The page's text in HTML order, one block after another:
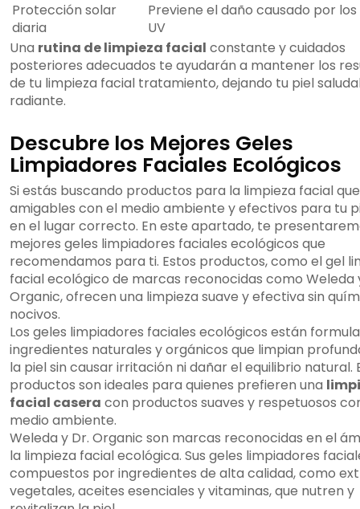
Protección solar
diaria
Previene el daño causado por
UV
Una rutina de limpieza facial constante y cuidados
posteriores adecuados te ayudarán a mantener los
de tu limpieza facial tratamiento, dejando tu piel
radiante.
Descubre los Mejores Geles
Limpiadores Faciales Ecológicos
Si estás buscando productos para la limpieza facial
amigables con el medio ambiente y efectivos para tu
en el lugar correcto. En este apartado, te
mejores geles limpiadores faciales ecológicos que
recomendamos para ti. Estos productos, como el gel
facial ecológico de marcas reconocidas como Weleda
Organic, ofrecen una limpieza suave y efectiva sin
nocivos.
Los geles limpiadores faciales ecológicos están
ingredientes naturales y orgánicos que limpian
la piel sin causar irritación ni dañar el equilibrio natural.
productos son ideales para quienes prefieren una
facial casera con productos suaves y respetuosos
medio ambiente.
Weleda y Dr. Organic son marcas reconocidas en el
la limpieza facial ecológica. Sus geles limpiadores
compuestos por ingredientes de alta calidad, como
vegetales, aceites esenciales y vitaminas, que nutren y